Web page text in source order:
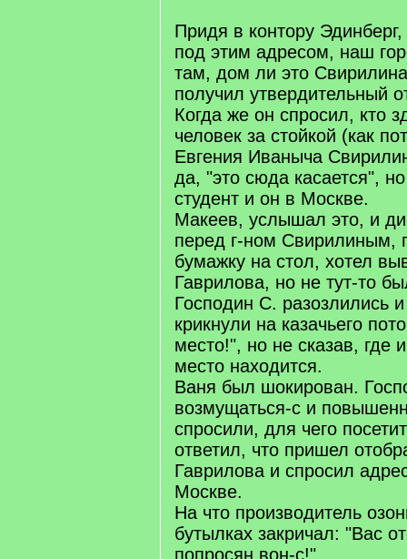
Придя в контору
под этим адресом, наш
там, дом ли это
получил утвердительный
Когда же он спросил, кто
человек за стойкой (как
Евгения Иваныча
да, "это сюда касается",
студент и он в Москве.
Макеев, услышал это, и
перед г-ном Свирилиным,
бумажку на стол, хотел
Гаврилова, но не тут-то
Господин С. разозлились и
крикнули на казачьего
место!", но не сказав, где
место находится.
Ваня был шокирован.
возмущаться-с и
спросили, для чего
ответил, что пришел
Гаврилова и спросил
Москве.
На что производитель
бутылках закричал: "Вас
попросян вон-с!"